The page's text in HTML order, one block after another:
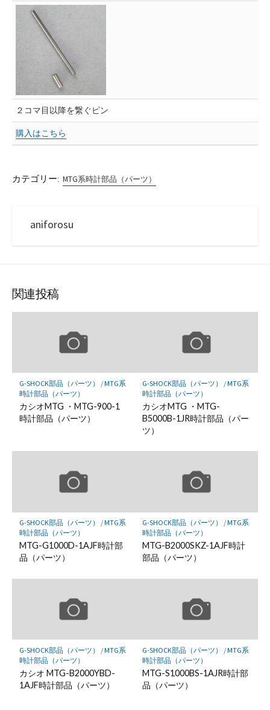
２コマ目以降を繋ぐピン
購入はこちら
カテゴリー: MTG系時計部品（パーツ）
aniforosu
関連投稿
G-SHOCK部品（パーツ） /MTG系
時計部品（パーツ）
カシオMTG ・MTG-900-1
時計部品（パーツ）
G-SHOCK部品（パーツ） /MTG系
時計部品（パーツ）
カシオMTG ・MTG-
B5000B-1JR時計部品（パー
ツ）
G-SHOCK部品（パーツ） /MTG系
時計部品（パーツ）
MTG-G1000D-1AJF時計部
品（パーツ）
G-SHOCK部品（パーツ） /MTG系
時計部品（パーツ）
MTG-B2000SKZ-1AJF時計
部品（パーツ）
G-SHOCK部品（パーツ） /MTG系
時計部品（パーツ）
カシオ MTG-B2000YBD-
1AJF時計部品（パーツ）
G-SHOCK部品（パーツ） /MTG系
時計部品（パーツ）
MTG-S1000BS-1AJR時計部
品（パーツ）